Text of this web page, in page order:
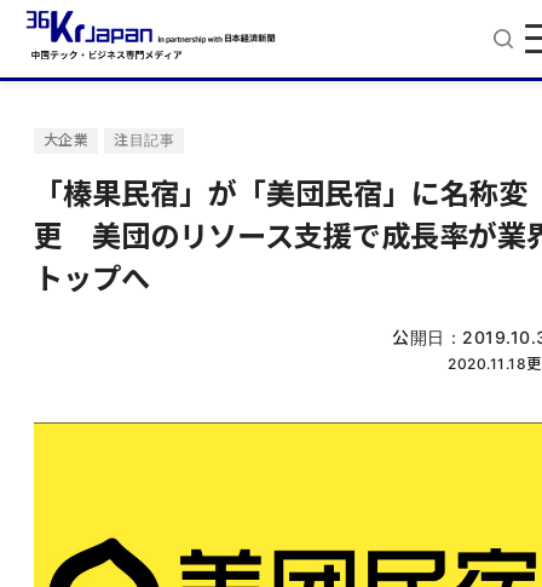
大企業 注目記事
「榛果民宿」が「美団民宿」に名称変
更 美団のリソース支援で成長率が業
トップへ
公開日：
2020.11.18